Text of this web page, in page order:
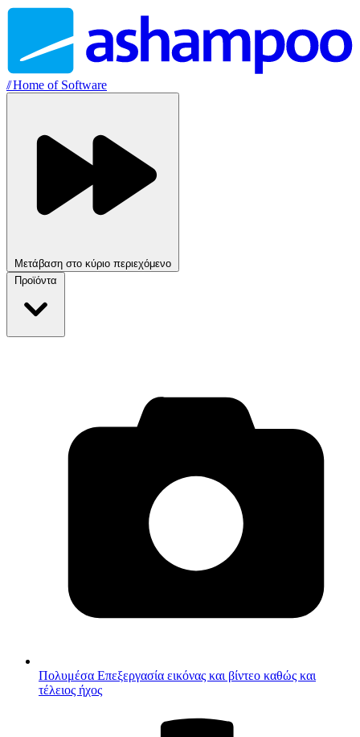
//Home of Software
Μετάβαση στο κύριο περιεχόμενο
Προϊόντα
Πολυμέσα Επεξεργασία εικόνας και βίντεο καθώς και
τέλειος ήχος